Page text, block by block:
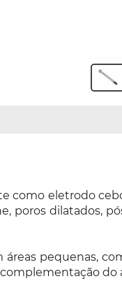
eletrodo
poros dilatados,
pequenas,